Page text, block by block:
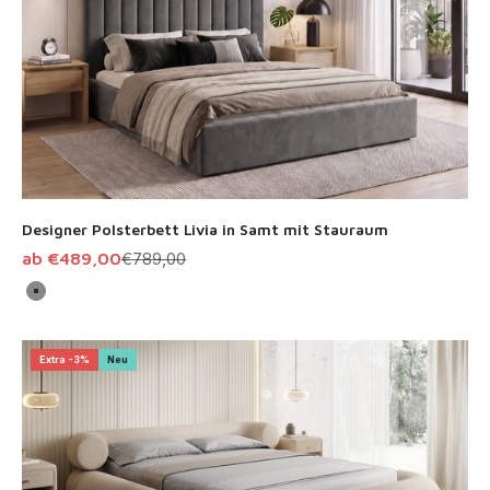
Designer Polsterbett Livia in Samt mit Stauraum
Angebot
ab €489,00Regulärer Preis
€789,00
Grau
Extra -3% Neu